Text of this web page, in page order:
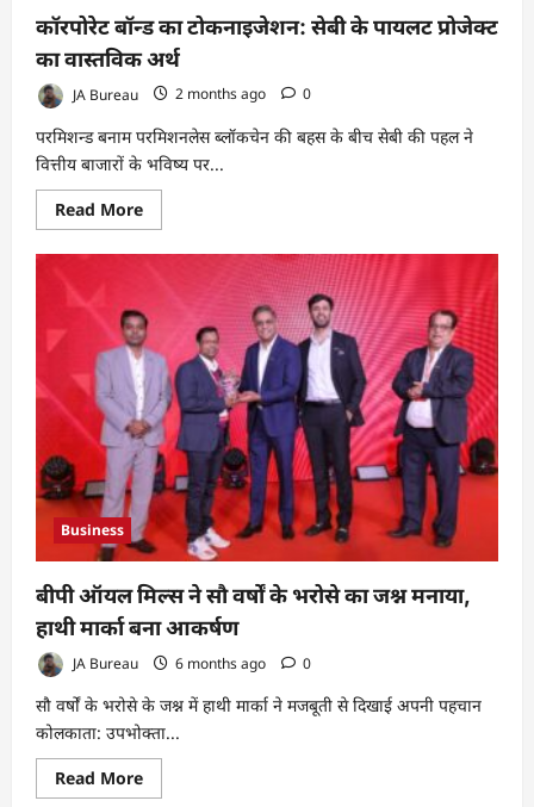
कॉरपोरेट बॉन्ड का टोकनाइजेशन: सेबी के पायलट प्रोजेक्ट
का वास्तविक अर्थ
JA Bureau 2 months ago 0
परमिशन्ड बनाम परमिशनलेस ब्लॉकचेन की बहस के बीच सेबी की पहल ने
वित्तीय बाजारों के भविष्य पर...
Read MoreRead
more
कॉरपोरेट
टोकनाइजेशन:
सेबी
के
पायलट
प्रोजेक्ट
का
वास्तविक
अर्थ
Business
बीपी ऑयल मिल्स ने सौ वर्षों के भरोसे का जश्न मनाया,
हाथी मार्का बना आकर्षण
JA Bureau 6 months ago 0
सौ वर्षों के भरोसे के जश्न में हाथी मार्का ने मजबूती से दिखाई अपनी पहचान
कोलकाता: उपभोक्ता...
Read MoreRead
more